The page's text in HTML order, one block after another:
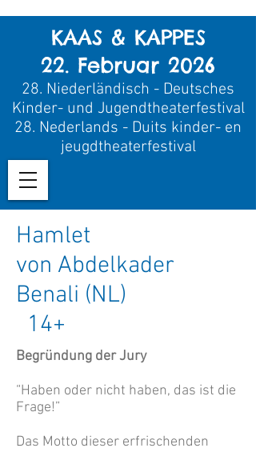
KAAS & KAPPES
22. Februar 2026
28. Niederländisch - Deutsches
Kinder- und Jugendtheaterfestival
28. Nederlands - Duits kinder- en
jeugdtheaterfestival
Hamlet
von Abdelkader
Benali (NL)
14+
Begründung der Jury
“Haben oder nicht haben, das ist die
Frage!”
Das Motto dieser erfrischenden